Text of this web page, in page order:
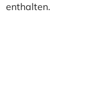
enthalten.